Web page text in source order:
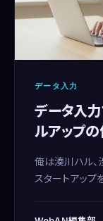
データ入力
データ入
ルアップ
俺は湊川ハル、
スタートアップ